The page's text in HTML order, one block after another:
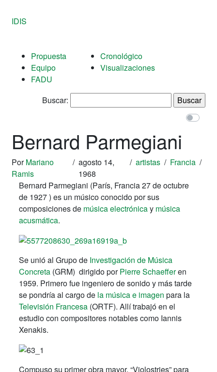
IDIS
Propuesta
Equipo
FADU
Cronológico
Visualizaciones
Buscar:
Bernard Parmegiani
PorMariano
Ramis
/ agosto 14,
1968
/ artistas / Francia /
Bernard Parmegiani (París, Francia 27 de octubre
de 1927 ) es un músico conocido por sus
composiciones de música electrónicay música
acusmática.
Se unió al Grupo de Investigación de Música
Concreta (GRM) dirigido porPierre Schaefferen
1959. Primero fue ingeniero de sonido y más tarde
se pondría al cargo de la música e imagen para la
Televisión Francesa (ORTF). Allí trabajó en el
estudio con compositores notables como Iannis
Xenakis.
Compuso su primer obra mayor, “Violostries” para